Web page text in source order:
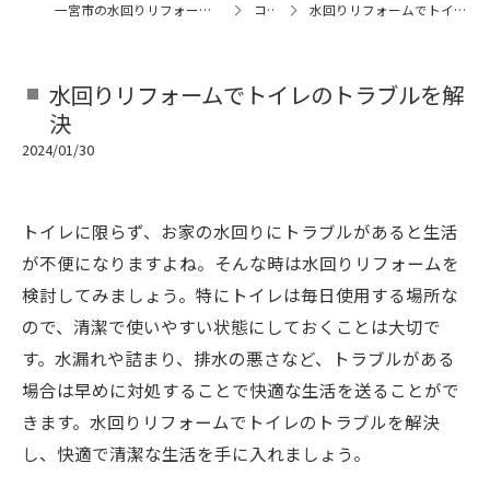
一宮市の水回りリフォームなら株式会社ハプロ コラム 水回りリフォームでトイレのトラブルを解決
水回りリフォームでトイレのトラブルを解
決
2024/01/30
トイレに限らず、お家の水回りにトラブルがあると生活
が不便になりますよね。そんな時は水回りリフォームを
検討してみましょう。特にトイレは毎日使用する場所な
ので、清潔で使いやすい状態にしておくことは大切で
す。水漏れや詰まり、排水の悪さなど、トラブルがある
場合は早めに対処することで快適な生活を送ることがで
きます。水回りリフォームでトイレのトラブルを解決
し、快適で清潔な生活を手に入れましょう。